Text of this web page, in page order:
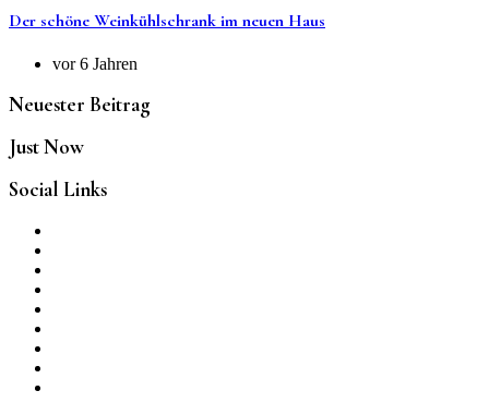
Der schöne Weinkühlschrank im neuen Haus
vor 6 Jahren
Neuester Beitrag
Just Now
Social Links